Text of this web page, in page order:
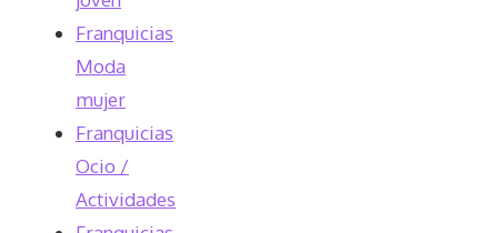
Franquicias
Moda
mujer
Franquicias
Ocio /
Actividades